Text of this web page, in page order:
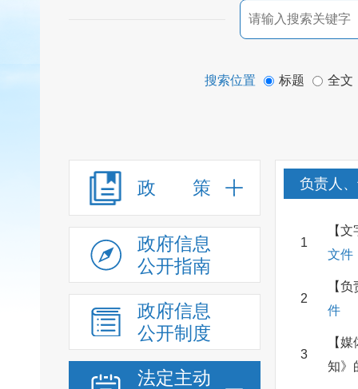
搜索位置 标题 全文
政 策
政府信息
公开指南
政府信息
公开制度
法定主动
负责人
1
【
文件
2
【
件
3
【
知》